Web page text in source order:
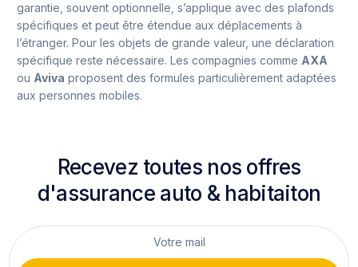
garantie, souvent optionnelle, s’applique avec des plafonds
spécifiques et peut être étendue aux déplacements à
l’étranger. Pour les objets de grande valeur, une déclaration
spécifique reste nécessaire. Les compagnies comme AXA
ou Aviva proposent des formules particulièrement adaptées
aux personnes mobiles.
Recevez toutes nos offres
d'assurance auto & habitaiton